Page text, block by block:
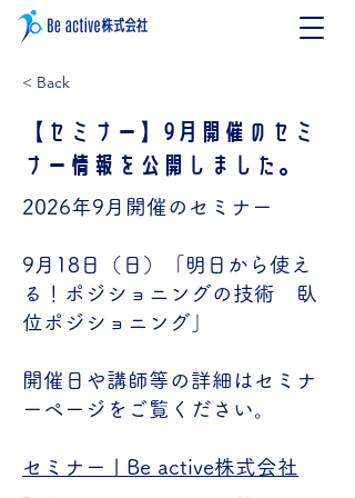
< Back
【セミナー】9月開催のセミ
ナー情報を公開しました。
2026年9月開催のセミナー
9月18日（日）「明日から使え
る！ポジショニングの技術 臥
位ポジショニング」
開催日や講師等の詳細はセミナ
ーページをご覧ください。
セミナー | Be active株式会社